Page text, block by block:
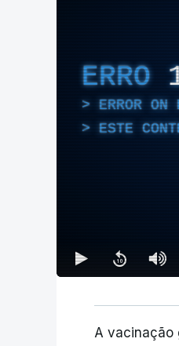
ERRO
ERROR ON
ESTE
A vacinação